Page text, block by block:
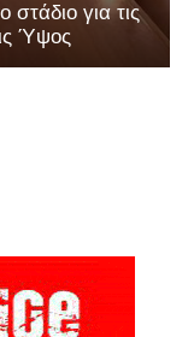
για τις
Ύψος